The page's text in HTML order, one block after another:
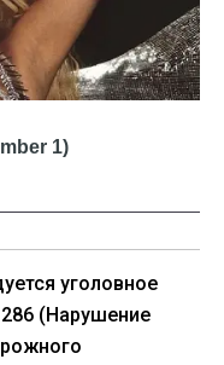
уголовное
(Нарушение